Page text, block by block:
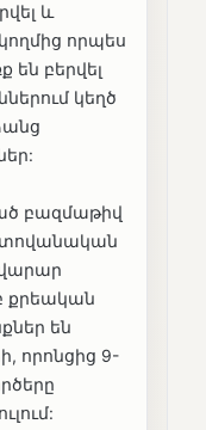
և
որպես
են բերվել
կեղծ
բազմաթիվ
քրեական
են
որոնցից 9-